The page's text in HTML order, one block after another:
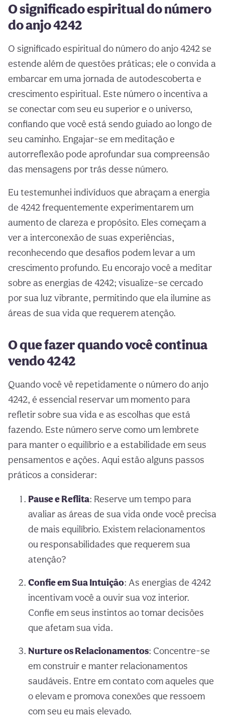
O significado espiritual do número
do anjo 4242
O significado espiritual do número do anjo 4242 se
estende além de questões práticas; ele o convida a
embarcar em uma jornada de autodescoberta e
crescimento espiritual. Este número o incentiva a
se conectar com seu eu superior e o universo,
confiando que você está sendo guiado ao longo de
seu caminho. Engajar-se em meditação e
autorreflexão pode aprofundar sua compreensão
das mensagens por trás desse número.
Eu testemunhei indivíduos que abraçam a energia
de 4242 frequentemente experimentarem um
aumento de clareza e propósito. Eles começam a
ver a interconexão de suas experiências,
reconhecendo que desafios podem levar a um
crescimento profundo. Eu encorajo você a meditar
sobre as energias de 4242; visualize-se cercado
por sua luz vibrante, permitindo que ela ilumine as
áreas de sua vida que requerem atenção.
O que fazer quando você continua
vendo 4242
Quando você vê repetidamente o número do anjo
4242, é essencial reservar um momento para
refletir sobre sua vida e as escolhas que está
fazendo. Este número serve como um lembrete
para manter o equilíbrio e a estabilidade em seus
pensamentos e ações. Aqui estão alguns passos
práticos a considerar:
Pause e Reflita: Reserve um tempo para
avaliar as áreas de sua vida onde você precisa
de mais equilíbrio. Existem relacionamentos
ou responsabilidades que requerem sua
atenção?
Confie em Sua Intuição: As energias de 4242
incentivam você a ouvir sua voz interior.
Confie em seus instintos ao tomar decisões
que afetam sua vida.
Nurture os Relacionamentos: Concentre-se
em construir e manter relacionamentos
saudáveis. Entre em contato com aqueles que
o elevam e promova conexões que ressoem
com seu eu mais elevado.